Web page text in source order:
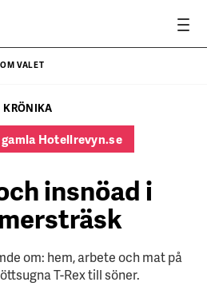
VALET
KRÖNIKA
Hotellrevyn.se
insnöad i
om: hem, arbete och mat på
T-Rex till söner.